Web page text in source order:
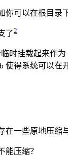
你可以在根目录
了2
时挂载起来作为
使得系统可以在
在一些原地压缩
能压缩？